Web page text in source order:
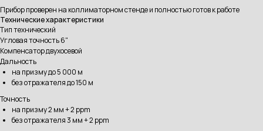
Прибор проверен на коллиматорном стенде и полностью готов к работе
Технические характеристики
Тип технический
Угловая точность 6"
Компенсатор двухосевой
Дальность
на призму до 5 000 м
без отражателя до 150 м
Точность
на призму 2 мм + 2 ppm
без отражателя 3 мм + 2 ppm